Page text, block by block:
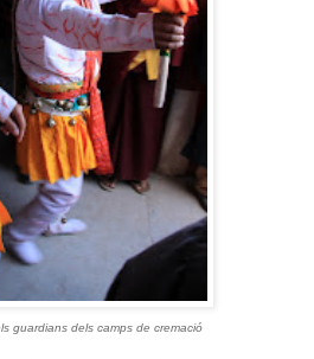
guardians dels camps de cremació